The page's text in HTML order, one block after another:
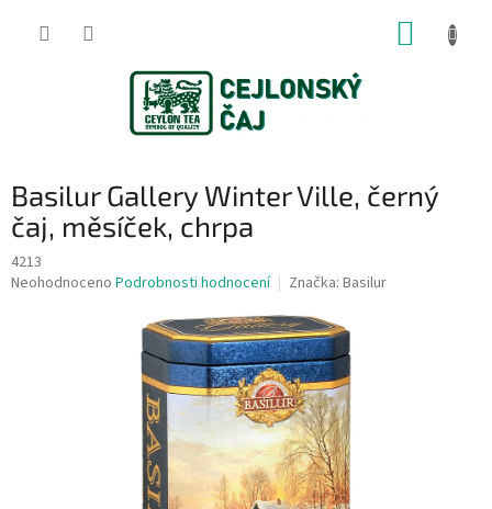
Basilur Gallery Winter Ville, černý
čaj, měsíček, chrpa
4213
Průměrné
Neohodnoceno Podrobnosti hodnocení Značka: Basilur